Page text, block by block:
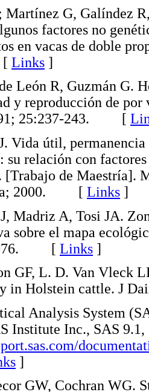
Martínez G, Galíndez
factores no
en vacas de doble
Links ]
León R, Guzmán G.
y reproducción de por
25:237-243. [
Vida útil, permanencia
su relación con
[Trabajo de Maestría].
2000. [ Links ]
Madriz A, Tosi JA.
sobre el mapa
[ Links ]
GF, L. D. Van Vleck
in Holstein cattle. J
Analysis System
Institute Inc., SAS
]
GW, Cochran WG.